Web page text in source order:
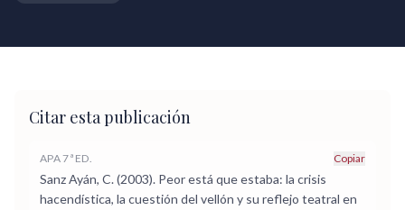
Citar esta publicación
APA 7ª ED. Copiar
Sanz Ayán, C. (2003). Peor está que estaba: la crisis
hacendística, la cuestión del vellón y su reflejo teatral en